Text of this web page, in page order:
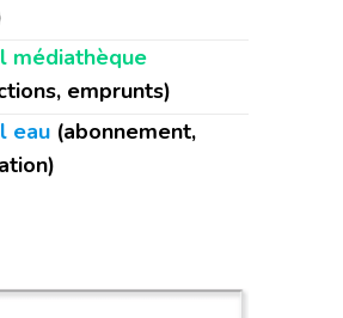
médiathèque
emprunts)
eau (abonnement,